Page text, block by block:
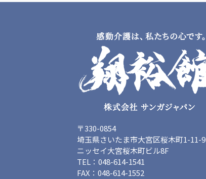
〒330-0854
埼玉県さいたま市大宮区桜木町1-11-9
ニッセイ大宮桜木町ビル8F
TEL：048-614-1541
FAX：048-614-1552